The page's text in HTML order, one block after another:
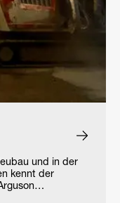
und in der
kennt der